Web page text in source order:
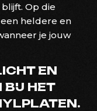
Op die
heldere en
je jouw
EN
BIJ HET